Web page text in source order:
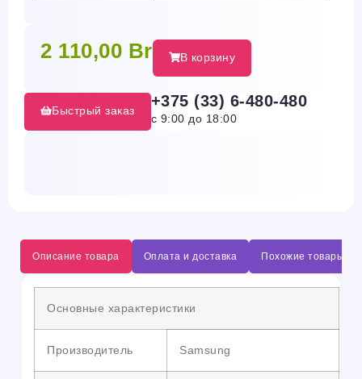
2 110,00 Br В корзину
Быстрый заказ
+375 (33) 6-480-480
с 9:00 до 18:00
Описание товара Оплата и доставка Похожие товары
Основные характеристики
Производитель Samsung